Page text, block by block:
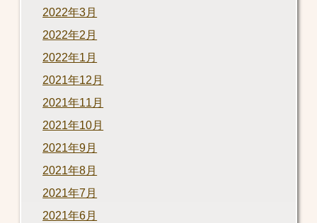
2022年3月
2022年2月
2022年1月
2021年12月
2021年11月
2021年10月
2021年9月
2021年8月
2021年7月
2021年6月